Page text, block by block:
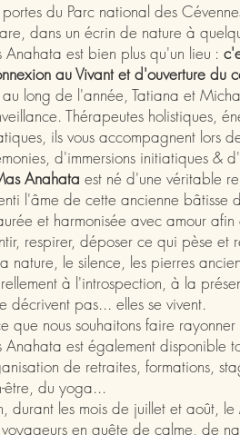
du Parc national des
dans un écrin de nature à
Anahata est bien plus qu'un lieu :
au Vivant et d'ouverture du
au long de l'année, Tatiana et
Thérapeutes holistiques,
ils vous accompagnent lors
d'immersions initiatiques &
Anahata est né d'une véritable
l'âme de cette ancienne bâtisse
et harmonisée avec amour
respirer, déposer ce qui pèse et
nature, le silence, les pierres
à l'introspection, à la
décrivent pas... elles se vivent.
que nous souhaitons faire
Anahata est également disponible
de retraites, formations,
être, du yoga...
durant les mois de juillet et août,
en quête de calme, de